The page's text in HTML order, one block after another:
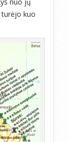
turėjo kuo